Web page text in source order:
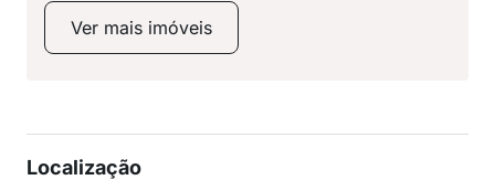
Ver mais imóveis
Localização